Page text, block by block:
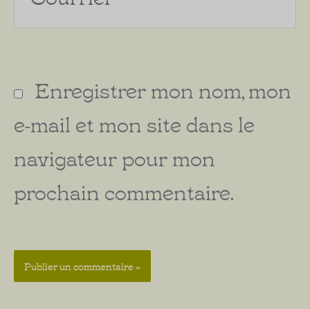
Enregistrer mon nom, mon
e-mail et mon site dans le
navigateur pour mon
prochain commentaire.